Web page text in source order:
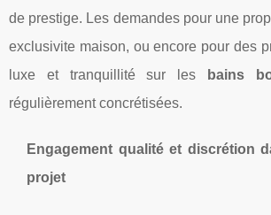
de prestige. Les demandes pour une
exclusivite maison, ou encore pour des
luxe et tranquillité sur les
bains
régulièrement concrétisées.
Engagement qualité et discrétion
projet